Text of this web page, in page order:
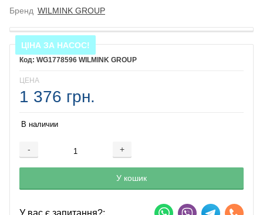
Бренд WILMINK GROUP
ЦІНА ЗА НАСОС!
WG1778596 WILMINK GROUP
ЦЕНА
1 376 грн.
В наличии
- +
Добавляется...
У кошик
Добавлен
У вас є запитання?: